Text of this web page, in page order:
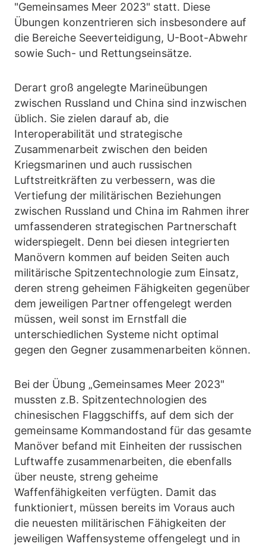
"Gemeinsames Meer 2023" statt. Diese
Übungen konzentrieren sich insbesondere auf
die Bereiche Seeverteidigung, U-Boot-Abwehr
sowie Such- und Rettungseinsätze.
Derart groß angelegte Marineübungen
zwischen Russland und China sind inzwischen
üblich. Sie zielen darauf ab, die
Interoperabilität und strategische
Zusammenarbeit zwischen den beiden
Kriegsmarinen und auch russischen
Luftstreitkräften zu verbessern, was die
Vertiefung der militärischen Beziehungen
zwischen Russland und China im Rahmen ihrer
umfassenderen strategischen Partnerschaft
widerspiegelt. Denn bei diesen integrierten
Manövern kommen auf beiden Seiten auch
militärische Spitzentechnologie zum Einsatz,
deren streng geheimen Fähigkeiten gegenüber
dem jeweiligen Partner offengelegt werden
müssen, weil sonst im Ernstfall die
unterschiedlichen Systeme nicht optimal
gegen den Gegner zusammenarbeiten können.
Bei der Übung „Gemeinsames Meer 2023"
mussten z.B. Spitzentechnologien des
chinesischen Flaggschiffs, auf dem sich der
gemeinsame Kommandostand für das gesamte
Manöver befand mit Einheiten der russischen
Luftwaffe zusammenarbeiten, die ebenfalls
über neuste, streng geheime
Waffenfähigkeiten verfügten. Damit das
funktioniert, müssen bereits im Voraus auch
die neuesten militärischen Fähigkeiten der
jeweiligen Waffensysteme offengelegt und in